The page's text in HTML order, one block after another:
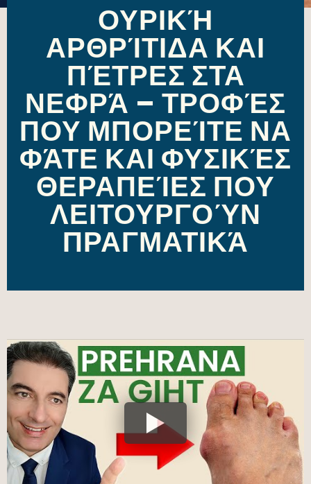
ΟΥΡΙΚΉ
ΑΡΘΡΊΤΙΔΑ ΚΑΙ
ΠΈΤΡΕΣ ΣΤΑ
ΝΕΦΡΆ – ΤΡΟΦΈΣ
ΠΟΥ ΜΠΟΡΕΊΤΕ ΝΑ
ΦΆΤΕ ΚΑΙ ΦΥΣΙΚΈΣ
ΘΕΡΑΠΕΊΕΣ ΠΟΥ
ΛΕΙΤΟΥΡΓΟΎΝ
ΠΡΑΓΜΑΤΙΚΆ